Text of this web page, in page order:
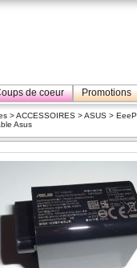
de coeur Promotions
>ACCESSOIRES >ASUS >
Asus